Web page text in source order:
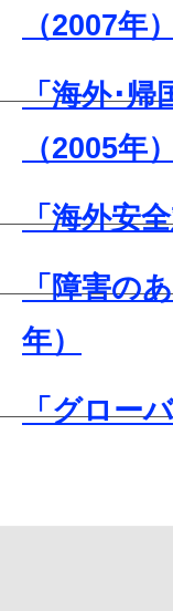
（2007年）
「海外･帰
（2005年）
「海外安
「障害の
年）
「グロー